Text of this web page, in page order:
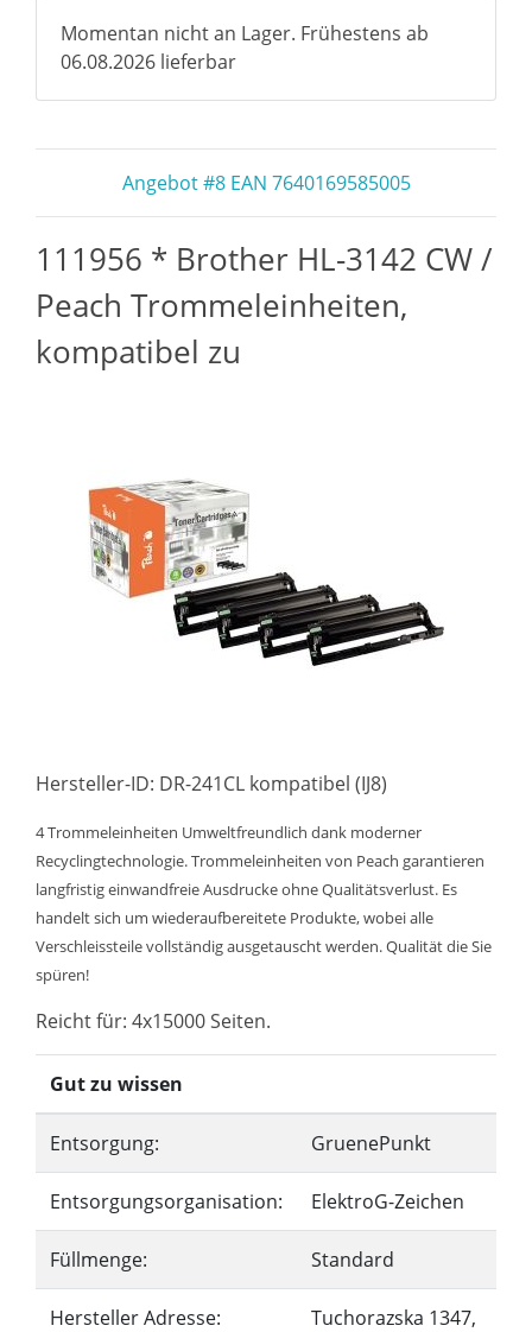
Momentan nicht an Lager. Frühestens ab
06.08.2026 lieferbar
Angebot #8 EAN 7640169585005
111956 * Brother HL-3142 CW /
Peach Trommeleinheiten,
kompatibel zu
Hersteller-ID: DR-241CL kompatibel (IJ8)
4 Trommeleinheiten Umweltfreundlich dank moderner
Recyclingtechnologie. Trommeleinheiten von Peach garantieren
langfristig einwandfreie Ausdrucke ohne Qualitätsverlust. Es
handelt sich um wiederaufbereitete Produkte, wobei alle
Verschleissteile vollständig ausgetauscht werden. Qualität die Sie
spüren!
Reicht für: 4x15000 Seiten.
Gut zu wissen
Entsorgung: GruenePunkt
Entsorgungsorganisation: ElektroG-Zeichen
Füllmenge: Standard
Hersteller Adresse:
Tuchorazska 1347,